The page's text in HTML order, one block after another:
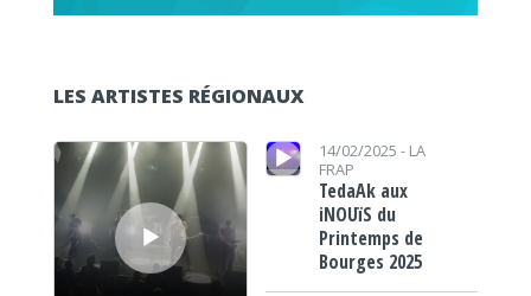
LES ARTISTES RÉGIONAUX
Lecteur audio
Lecteur audio 14/02/2025 - LA
FRAP
TedaAk aux
iNOUïS du
Printemps de
Bourges 2025